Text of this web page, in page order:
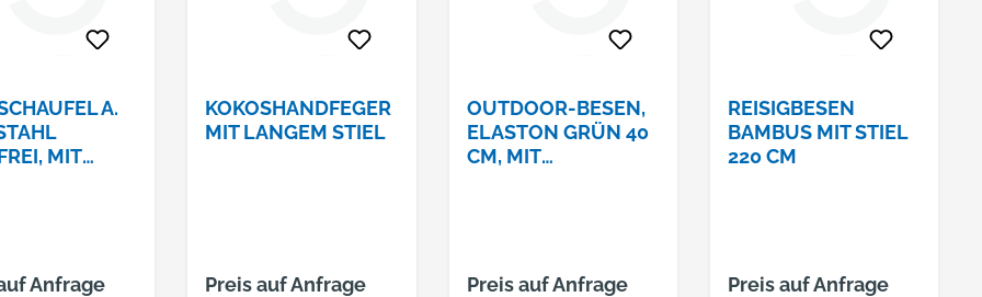
A.
MIT
Anfrage
KOKOSHANDFEGER
MIT LANGEM STIEL
Preis auf Anfrage
OUTDOOR-BESEN,
ELASTON GRÜN 40
CM, MIT
Preis auf Anfrage
REISIGBESEN
BAMBUS MIT STIEL
220 CM
Preis auf Anfrage